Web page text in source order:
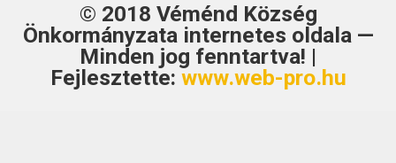
© 2018 Véménd Község
Önkormányzatainternetes oldala —
Minden jog fenntartva! |
Fejlesztette: www.web-pro.hu